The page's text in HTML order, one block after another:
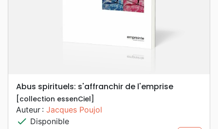
Abus spirituels: s'affranchir de l'emprise
[collection essenCiel]
Auteur : Jacques Poujol
check Disponible